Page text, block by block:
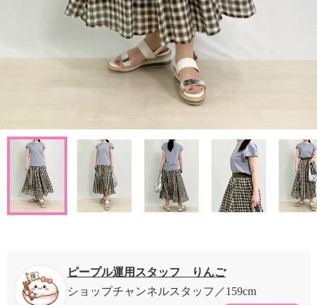
ピープル運用スタッフ りんご
ショップチャンネルスタッフ
159cm